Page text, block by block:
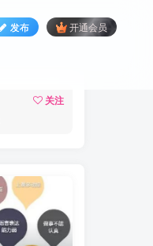
发布 开通会员
关注